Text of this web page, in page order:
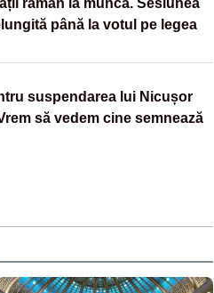
până la votul pe legea
suspendarea lui Nicușor
să vedem cine semnează